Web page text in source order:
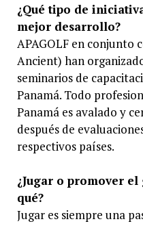
¿Qué tipo de
mejor desarrollo?
APAGOLF en conjunto
Ancient) han
seminarios de
Panamá. Todo
Panamá es avalado y
después de
respectivos países.
¿Jugar o promover
qué?
Jugar es siempre una